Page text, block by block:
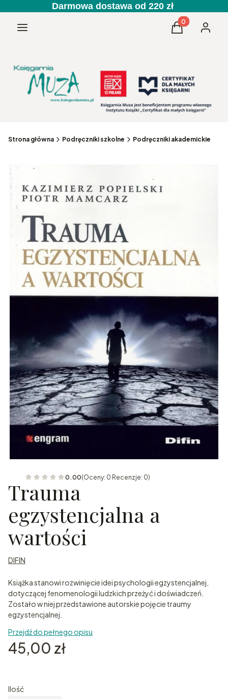
Darmowa dostawa od 220 zł
Menu Produkty w
Koszyk
Strona główna Podręczniki szkolne Podręczniki akademickie
0.00(Oceny: 0 Recenzje: 0)
Trauma
egzystencjalna a
wartości
DIFIN
Książka stanowi rozwinięcie idei psychologii egzystencjalnej,
dotyczącej fenomenologii ludzkich przeżyć i doświadczeń.
Zostało w niej przedstawione autorskie pojęcie traumy
egzystencjalnej.
Przejdź do pełnego opisu
Cena
45,00 zł
Ilość